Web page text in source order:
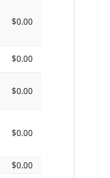
$0.00
$0.00
$0.00
$0.00
$0.00